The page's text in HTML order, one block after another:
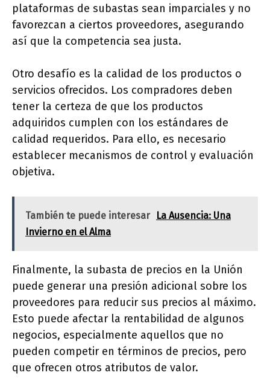
plataformas de subastas sean imparciales y no
favorezcan a ciertos proveedores, asegurando
así que la competencia sea justa.
Otro desafío es la calidad de los productos o
servicios ofrecidos. Los compradores deben
tener la certeza de que los productos
adquiridos cumplen con los estándares de
calidad requeridos. Para ello, es necesario
establecer mecanismos de control y evaluación
objetiva.
También te puede interesar
La Ausencia: Una
Invierno en el Alma
Finalmente, la subasta de precios en la Unión
puede generar una presión adicional sobre los
proveedores para reducir sus precios al máximo.
Esto puede afectar la rentabilidad de algunos
negocios, especialmente aquellos que no
pueden competir en términos de precios, pero
que ofrecen otros atributos de valor.